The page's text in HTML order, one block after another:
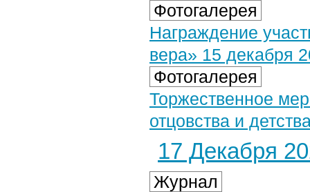
Фотогалерея
Награждение
вера» 15 декабря
Фотогалерея
Торжественное
отцовства и
17 Декабря
Журнал